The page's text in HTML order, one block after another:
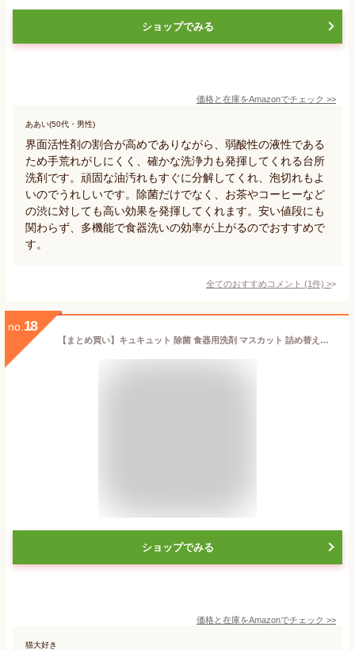
ショップでみる
価格と在庫をAmazonでチェック >>
ああい(50代・男性)
界面活性剤の割合が高めでありながら、弱酸性の液性である
ため手荒れがしにくく、確かな洗浄力も発揮してくれる台所
洗剤です。頑固な油汚れもすぐに分解してくれ、泡切れもよ
いのでうれしいです。除菌だけでなく、お茶やコーヒーなど
の渋に対しても高い効果を発揮してくれます。安い値段にも
関わらず、多機能で食器洗いの効率が上がるのでおすすめで
す。
全てのおすすめコメント (1件) >
no. 18
【まとめ買い】キュキュット 除菌 食器用洗剤 マスカット 詰め替え用 スーパージャンボサイズ 1380ml×2個
ショップでみる
価格と在庫をAmazonでチェック >>
猫大好き